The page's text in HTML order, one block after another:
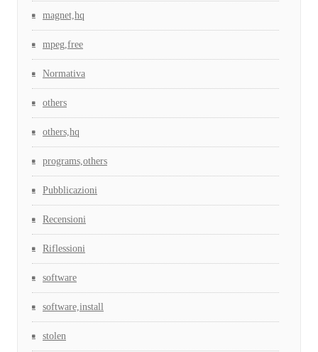
magnet,hq
mpeg,free
Normativa
others
others,hq
programs,others
Pubblicazioni
Recensioni
Riflessioni
software
software,install
stolen